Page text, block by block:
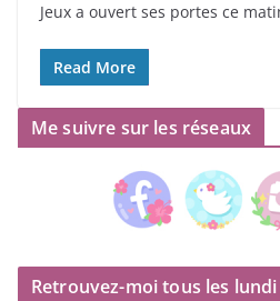
Jeux a ouvert ses portes ce
Read More
Me suivre sur les réseaux
Retrouvez-moi tous les lundi